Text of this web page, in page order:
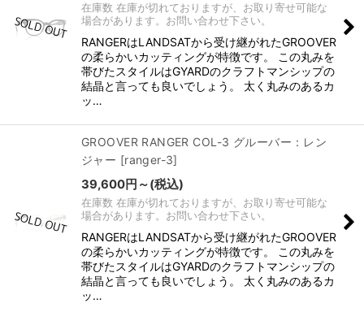
在庫数 在庫が切れておりますが、お取り寄せ可能な
場合があります。お問い合わせ下さい。
RANGERはLANDSATから受け継がれたGROOVER
の柔らかいカッティングが特徴です。 この丸みを
帯びたスタイルはGYARDのクラフトマンシップの
結晶と言っても良いでしょう。 太く丸みのあるカ
ッ…
GROOVER RANGER COL-3 グルーバー：レン
ジャー [ranger-3]
39,600円 ～(税込)
在庫数 在庫が切れておりますが、お取り寄せ可能な
場合があります。お問い合わせ下さい。
RANGERはLANDSATから受け継がれたGROOVER
の柔らかいカッティングが特徴です。 この丸みを
帯びたスタイルはGYARDのクラフトマンシップの
結晶と言っても良いでしょう。 太く丸みのあるカ
ッ…